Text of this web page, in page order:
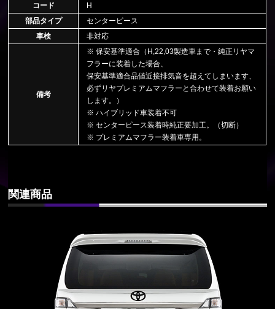
コード
H
部品タイプ
センターピース
車検
非対応
備考
※ 保安基準適合（H,22,03製造車まで・純正リヤマ
フラーに装着した場合、
保安基準適合品値近接排気音を超えてしまいます、
必ずリヤプレミアムマフラーと合わせて装着お願い
します。）
※ ハイブリッド車装着不可
※ センターピース装着時純正要加工。（切断）
※ プレミアムマフラー装着車専用。
関連商品